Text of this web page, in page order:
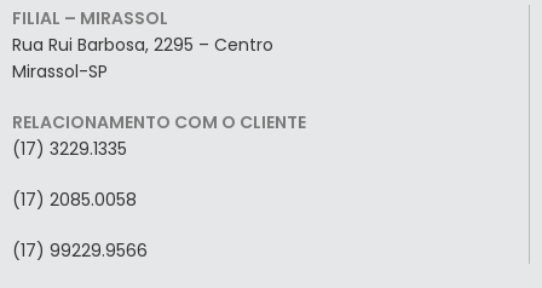
FILIAL – MIRASSOL
Rua Rui Barbosa, 2295 – Centro
Mirassol-SP
RELACIONAMENTO COM O CLIENTE
(17) 3229.1335
(17) 2085.0058
(17) 99229.9566